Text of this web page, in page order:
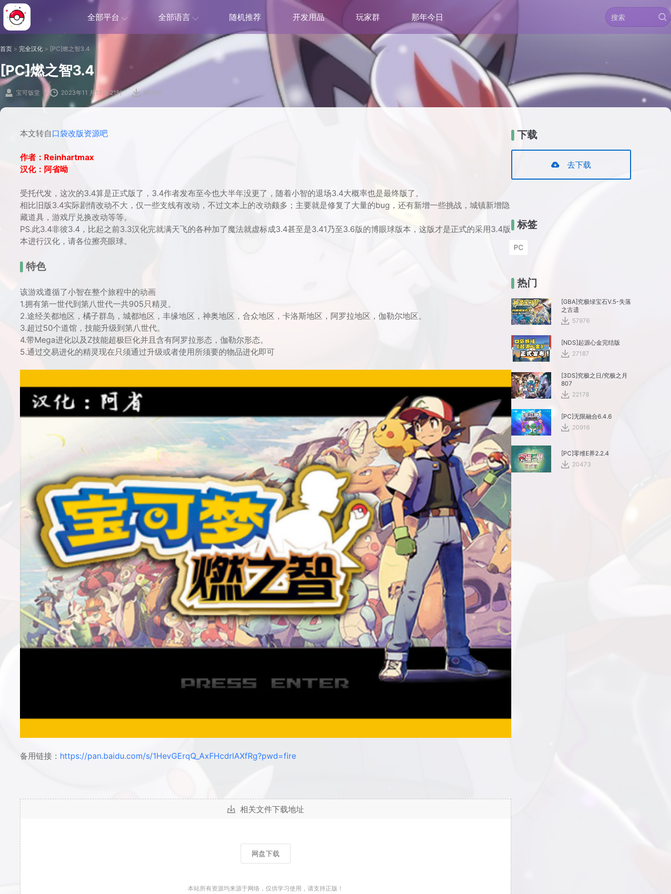
全部平台 全部语言 随机推荐 开发用品 玩家群 那年今日
首页 > 完全汉化 > [PC]燃之智3.4
[PC]燃之智3.4
宝可饭堂 2023年11 月13日 21时 40385
本文转自口袋改版资源吧
作者：Reinhartmax
汉化：阿省呦
受托代发，这次的3.4算是正式版了，3.4作者发布至今也大半年没更了，随着小智的退场3.4大概率也是最终版了。
相比旧版3.4实际剧情改动不大，仅一些支线有改动，不过文本上的改动颇多；主要就是修复了大量的bug，还有新增一些挑战，城镇新增隐
藏道具，游戏厅兑换改动等等。
PS.此3.4非彼3.4，比起之前3.3汉化完就满天飞的各种加了魔法就虚标成3.4甚至是3.41乃至3.6版的博眼球版本，这版才是正式的采用3.4版
本进行汉化，请各位擦亮眼球。
特色
该游戏遵循了小智在整个旅程中的动画
1.拥有第一世代到第八世代一共905只精灵。
2.途经关都地区，橘子群岛，城都地区，丰缘地区，神奥地区，合众地区，卡洛斯地区，阿罗拉地区，伽勒尔地区。
3.超过50个道馆，技能升级到第八世代。
4.带Mega进化以及Z技能超极巨化并且含有阿罗拉形态，伽勒尔形态。
5.通过交易进化的精灵现在只须通过升级或者使用所须要的物品进化即可
备用链接： https://pan.baidu.com/s/1HevGErqQ_AxFHcdrlAXfRg?pwd=fire
相关文件下载地址
网盘下载
本站所有资源均来源于网络，仅供学习使用，请支持正版！
下载
去下载
标签
PC
热门
[GBA]究极绿宝石V.5-失落
之古遗
57976
[NDS]起源心金完结版
27187
[3DS]究极之日/究极之月
807
22178
[PC]无限融合6.4.6
20916
[PC]零维E界2.2.4
20473